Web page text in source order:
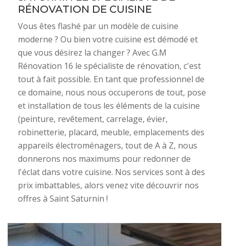
RÉNOVATION DE CUISINE
Vous êtes flashé par un modèle de cuisine
moderne ? Ou bien votre cuisine est démodé et
que vous désirez la changer ? Avec G.M
Rénovation 16 le spécialiste de rénovation, c'est
tout à fait possible. En tant que professionnel de
ce domaine, nous nous occuperons de tout, pose
et installation de tous les éléments de la cuisine
(peinture, revêtement, carrelage, évier,
robinetterie, placard, meuble, emplacements des
appareils électroménagers, tout de A à Z, nous
donnerons nos maximums pour redonner de
l'éclat dans votre cuisine. Nos services sont à des
prix imbattables, alors venez vite découvrir nos
offres à Saint Saturnin !